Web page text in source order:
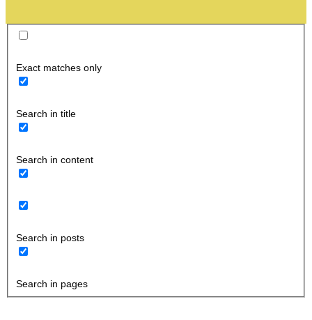
Exact matches only
Search in title
Search in content
Search in posts
Search in pages